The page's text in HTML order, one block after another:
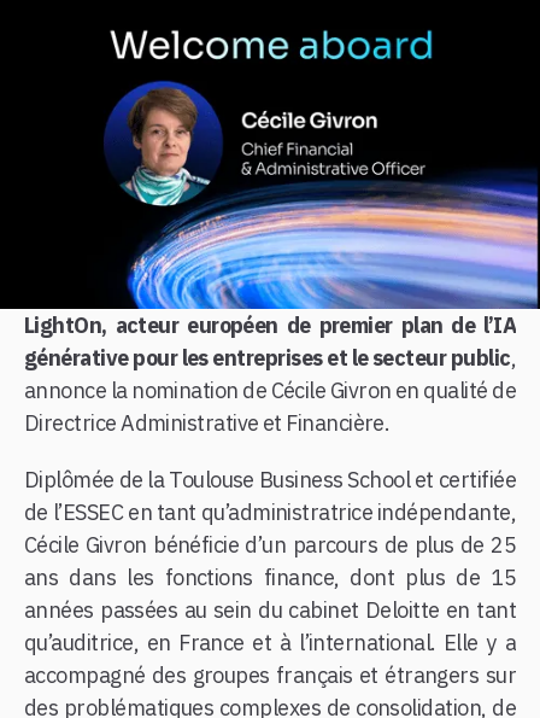
LightOn, acteur européen de premier plan de l’IA
générative pour les entreprises et le secteur public,
annonce la nomination de Cécile Givron en qualité de
Directrice Administrative et Financière.
Diplômée de la Toulouse Business School et certifiée
de l’ESSEC en tant qu’administratrice indépendante,
Cécile Givron bénéficie d’un parcours de plus de 25
ans dans les fonctions finance, dont plus de 15
années passées au sein du cabinet Deloitte en tant
qu’auditrice, en France et à l’international. Elle y a
accompagné des groupes français et étrangers sur
des problématiques complexes de consolidation, de